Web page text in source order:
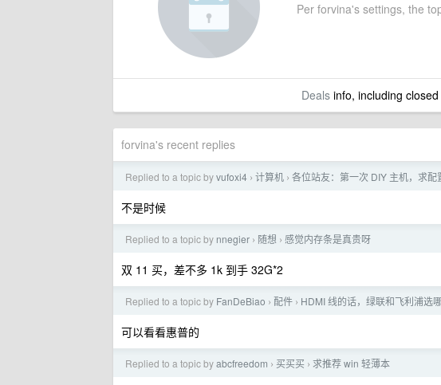
Per forvina's settings, the
Dealsinfo, including
forvina's recent replies
Replied to a topic byvufoxi4 › 计算机 › 各位站友：第一次 DIY 主机，求配
不是时候
Replied to a topic by nnegier › 随想 › 感觉内存条是真贵呀
双 11 买，差不多 1k 到手 32G*2
Replied to a topic by FanDeBiao › 配件 › HDMI 线的话，绿联和飞利浦选
可以看看惠普的
Replied to a topic byabcfreedom › 买买买 › 求推荐 win 轻薄本